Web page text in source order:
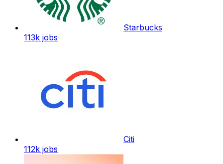
Starbucks
113k jobs
Citi
112k jobs